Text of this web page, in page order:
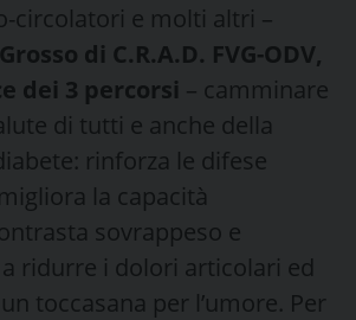
circolatori e molti altri –
di C.R.A.D. FVG-ODV,
dei 3 percorsi – camminare
di tutti e anche della
rinforza le difese
la capacità
sovrappeso e
ridurre i dolori articolari ed
toccasana per l’umore. Per